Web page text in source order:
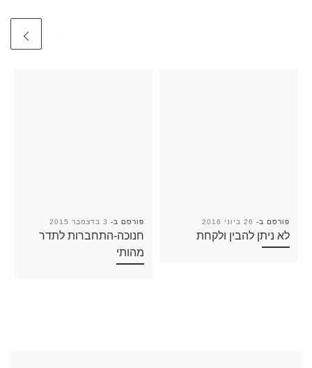
פורסם ב- 26 ביוני 2016
לא ניתן להבין ולקחת
פורסם ב- 3 בדצמבר 2015
חנוכה-התחברות לתדר
מהותי